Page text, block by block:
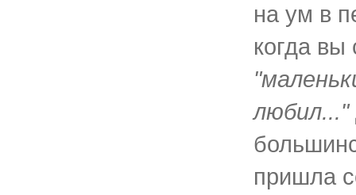
на ум в
когда
любил..."
пришла